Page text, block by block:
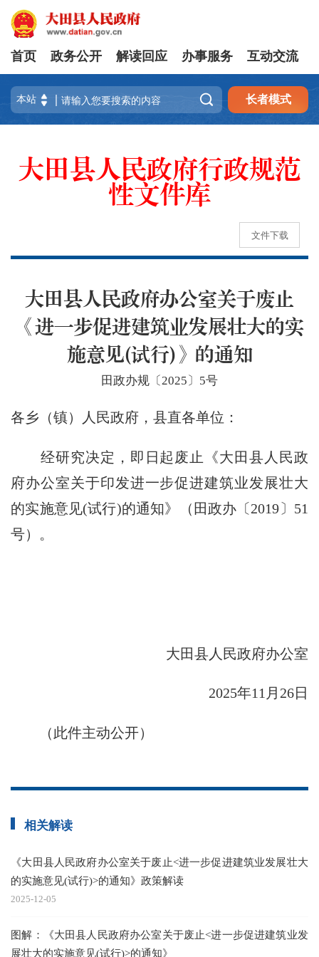
首页 政务公开 解读回应 办事服务 互动交流
 长者模式
大田县人民政府行政规范
性文件库
文件下载
大田县人民政府办公室关于废止
《进一步促进建筑业发展壮大的实
施意见(试行)》的通知
田政办规〔2025〕5号
各乡（镇）人民政府，县直各单位：
经研究决定，即日起废止《大田县人民政
府办公室关于印发进一步促进建筑业发展壮大
的实施意见(试行)的通知》（田政办〔2019〕51
号）。
大田县人民政府办公室
2025年11月26日
（此件主动公开）
相关解读
《大田县人民政府办公室关于废止<进一步促进建筑业发展壮大
的实施意见(试行)>的通知》政策解读
2025-12-05
图解：《大田县人民政府办公室关于废止<进一步促进建筑业发
展壮大的实施意见(试行)>的通知》